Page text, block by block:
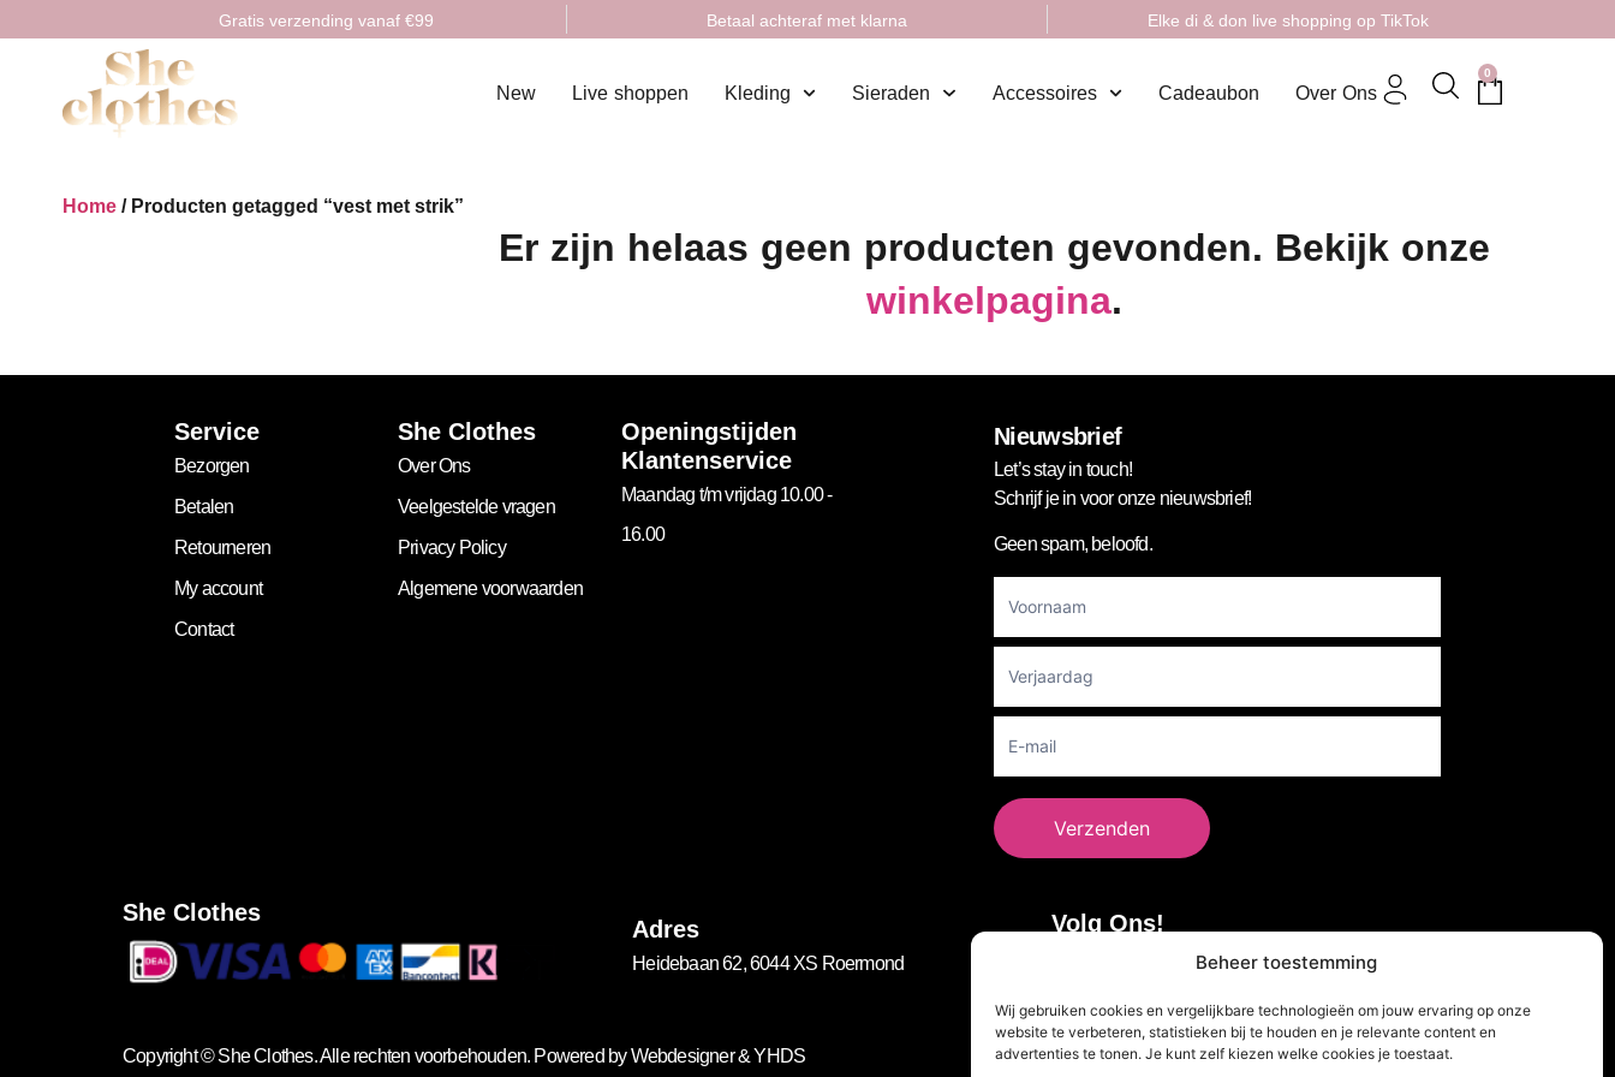
Beheer toestemming
Wij gebruiken cookies en vergelijkbare technologieën om jouw ervaring op onze
website te verbeteren, statistieken bij te houden en je relevante content en
advertenties te tonen. Je kunt zelf kiezen welke cookies je toestaat.
Gratis verzending vanaf €99 Betaal achteraf met klarna Elke di & don live shopping op TikTok
New Live shoppen Kleding Sieraden Accessoires Cadeaubon Over Ons
0
Home / Producten getagged “vest met strik”
Er zijn helaas geen producten gevonden. Bekijk onze
winkelpagina.
Service
Bezorgen
Betalen
Retourneren
My account
Contact
She Clothes
Over Ons
Veelgestelde vragen
Privacy Policy
Algemene voorwaarden
Openingstijden
Klantenservice
Maandag t/m vrijdag 10.00 -
16.00
Nieuwsbrief
Let’s stay in touch!
Schrijf je in voor onze nieuwsbrief!
Geen spam, beloofd.
Newsletter
Verzenden
She Clothes
Adres
Heidebaan 62, 6044 XS Roermond
Volg Ons!
Copyright ©She Clothes. Alle rechten voorbehouden. Powered byWebdesigner&YHDS